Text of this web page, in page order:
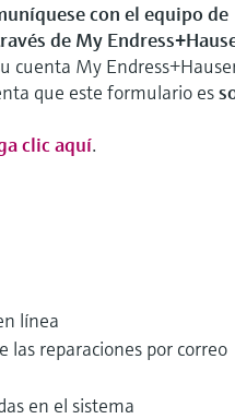
con el equipo de
de My
cuenta My
que este formulario es
clic aquí.
línea
las reparaciones por correo
en el sistema